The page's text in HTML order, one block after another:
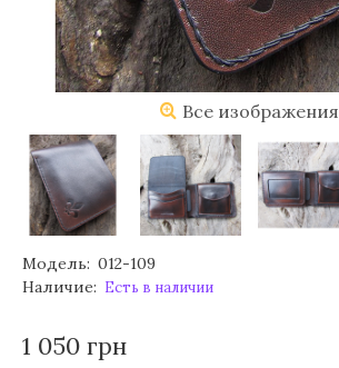
Все изображения
Модель: 012-109
Наличие: Есть в наличии
1 050 грн